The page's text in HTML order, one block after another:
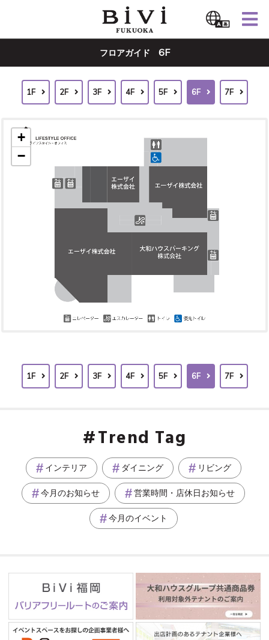
フロアガイド 6F
1F 2F 3F 4F 5F 6F 7F
+
−
1F 2F 3F 4F 5F 6F 7F
Trend Tag
インテリア ダイニング リビング
今月のお知らせ 営業時間・店休日お知らせ
今月のイベント